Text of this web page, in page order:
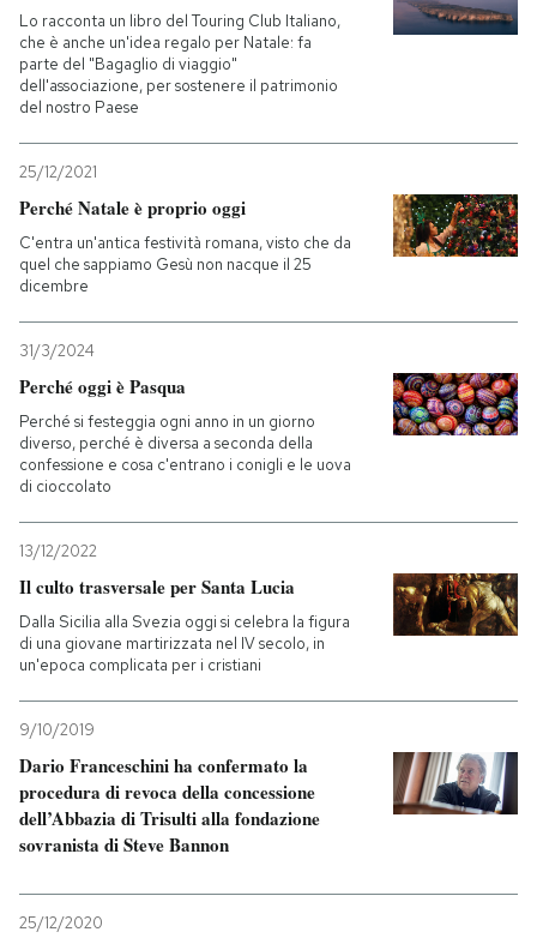
Lo racconta un libro del Touring Club Italiano,
che è anche un'idea regalo per Natale: fa
parte del "Bagaglio di viaggio"
dell'associazione, per sostenere il patrimonio
del nostro Paese
25/12/2021
Perché Natale è proprio oggi
C'entra un'antica festività romana, visto che da
quel che sappiamo Gesù non nacque il 25
dicembre
31/3/2024
Perché oggi è Pasqua
Perché si festeggia ogni anno in un giorno
diverso, perché è diversa a seconda della
confessione e cosa c'entrano i conigli e le uova
di cioccolato
13/12/2022
Il culto trasversale per Santa Lucia
Dalla Sicilia alla Svezia oggi si celebra la figura
di una giovane martirizzata nel IV secolo, in
un'epoca complicata per i cristiani
9/10/2019
Dario Franceschini ha confermato la
procedura di revoca della concessione
dell’Abbazia di Trisulti alla fondazione
sovranista di Steve Bannon
25/12/2020